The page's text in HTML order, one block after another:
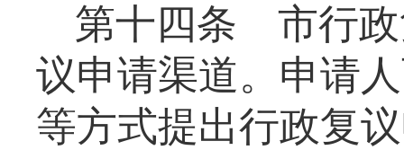
第十四条 市行政
议申请渠道。申请
等方式提出行政复